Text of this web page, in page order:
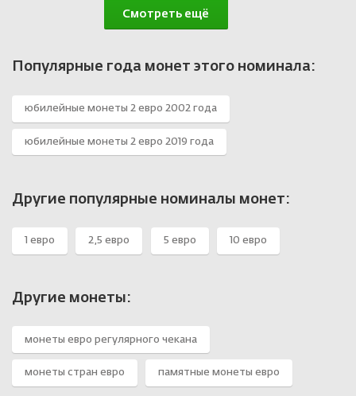
Смотреть ещё
Популярные года монет этого номинала:
юбилейные монеты 2 евро 2002 года
юбилейные монеты 2 евро 2019 года
Другие популярные номиналы монет:
1 евро 2,5 евро 5 евро 10 евро
Другие монеты:
монеты евро регулярного чекана
монеты стран евро памятные монеты евро